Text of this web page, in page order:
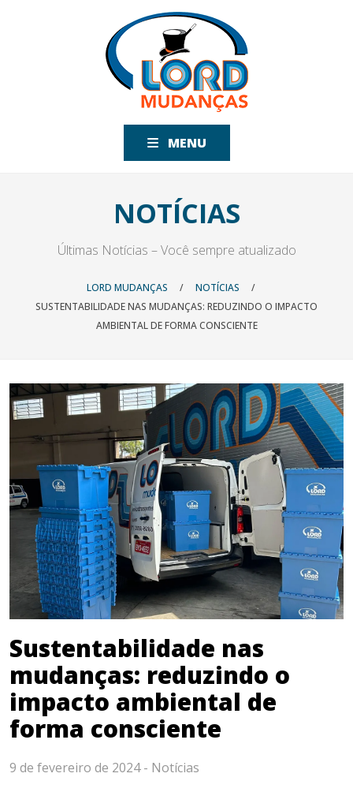
MENU
NOTÍCIAS
Últimas Notícias – Você sempre atualizado
LORD MUDANÇAS / NOTÍCIAS
/
SUSTENTABILIDADE NAS MUDANÇAS: REDUZINDO O IMPACTO
AMBIENTAL DE FORMA CONSCIENTE
Sustentabilidade nas
mudanças: reduzindo o
impacto ambiental de
forma consciente
9 de fevereiro de 2024 - Notícias